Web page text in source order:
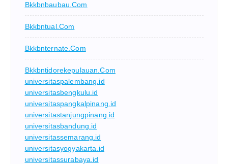
Bkkbnbaubau.com
Bkkbntual.com
Bkkbnternate.com
Bkkbntidorekepulauan.com
universitaspalembang.id
universitasbengkulu.id
universitaspangkalpinang.id
universitastanjungpinang.id
universitasbandung.id
universitassemarang.id
universitasyogyakarta.id
universitassurabaya.id